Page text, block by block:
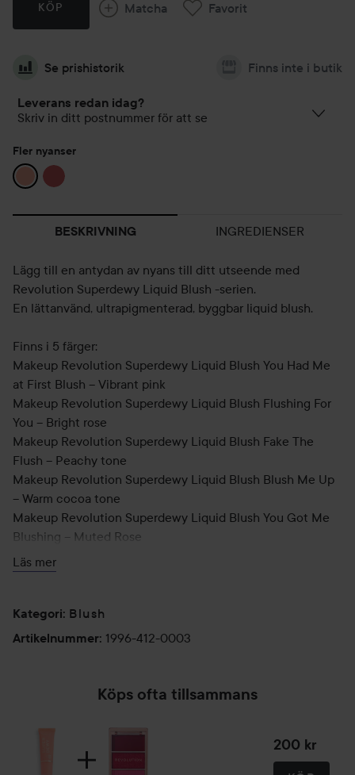
KÖP Matcha Favorit
Se prishistorik Finns inte i butik
Leverans redan idag?
Skriv in ditt postnummer för att se
Fler nyanser
BESKRIVNING INGREDIENSER
Lägg till en antydan av nyans till ditt utseende med
Revolution Superdewy Liquid Blush -serien.
En lättanvänd, ultrapigmenterad, byggbar liquid blush.
Finns i 5 färger:
Makeup Revolution Superdewy Liquid Blush You Had Me
at First Blush – Vibrant pink
Makeup Revolution Superdewy Liquid Blush Flushing For
You – Bright rose
Makeup Revolution Superdewy Liquid Blush Fake The
Flush – Peachy tone
Makeup Revolution Superdewy Liquid Blush Blush Me Up
– Warm cocoa tone
Makeup Revolution Superdewy Liquid Blush You Got Me
Blushing – Muted Rose
Now available in 3 new shades: Totally Blushes, Fortunately
Hur man använder:
pigmentet och intensiteten. Du kan också använda den
här produkten på ögon, näsa och tinning för en helt
naturlig färg.
Läs mer
Kategori: Blush
Artikelnummer: 1996-412-0003
Köps ofta tillsammans
200 kr